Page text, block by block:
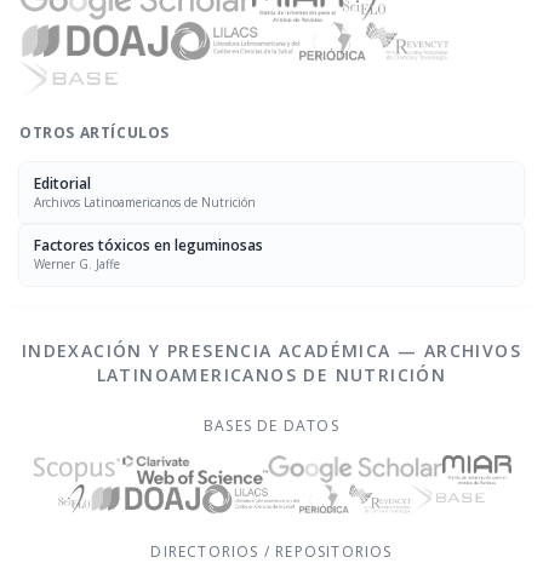
OTROS ARTÍCULOS
Editorial
Archivos Latinoamericanos de Nutrición
Factores tóxicos en leguminosas
Werner G. Jaffe
INDEXACIÓN Y PRESENCIA ACADÉMICA — ARCHIVOS
LATINOAMERICANOS DE NUTRICIÓN
BASES DE DATOS
DIRECTORIOS / REPOSITORIOS